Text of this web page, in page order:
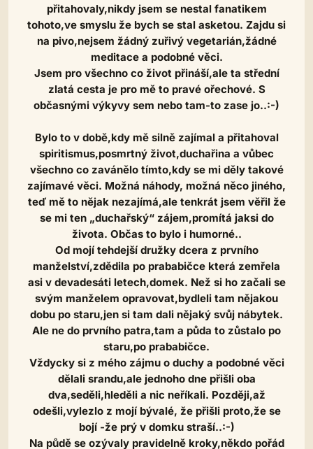
přitahovaly,nikdy jsem se nestal fanatikem
tohoto,ve smyslu že bych se stal asketou. Zajdu si
na pivo,nejsem žádný zuřivý vegetarián,žádné
meditace a podobné věci.
Jsem pro všechno co život přináší,ale ta střední
zlatá cesta je pro mě to pravé ořechové. S
občasnými výkyvy sem nebo tam-to zase jo..:-)
Bylo to v době,kdy mě silně zajímal a přitahoval
spiritismus,posmrtný život,duchařina a vůbec
všechno co zavánělo tímto,kdy se mi děly takové
zajímavé věci. Možná náhody, možná něco jiného,
teď mě to nějak nezajímá,ale tenkrát jsem věřil že
se mi ten „duchařský“ zájem,promítá jaksi do
života. Občas to bylo i humorné..
Od mojí tehdejší družky dcera z prvního
manželství,zdědila po prababičce která zemřela
asi v devadesáti letech,domek. Než si ho začali se
svým manželem opravovat,bydleli tam nějakou
dobu po staru,jen si tam dali nějaký svůj nábytek.
Ale ne do prvního patra,tam a půda to zůstalo po
staru,po prababičce.
Vždycky si z mého zájmu o duchy a podobné věci
dělali srandu,ale jednoho dne přišli oba
dva,seděli,hleděli a nic neříkali. Později,až
odešli,vylezlo z mojí bývalé, že přišli proto,že se
bojí -že prý v domku straší..:-)
Na půdě se ozývaly pravidelně kroky,někdo pořád